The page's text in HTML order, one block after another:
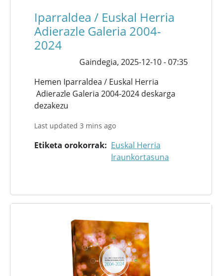
Iparraldea / Euskal Herria
Adierazle Galeria 2004-
2024
Gaindegia, 2025-12-10 - 07:35
Hemen Iparraldea / Euskal Herria
Adierazle Galeria 2004-2024 deskarga
dezakezu
Last updated 3 mins ago
Etiketa orokorrak
Euskal Herria
Iraunkortasuna